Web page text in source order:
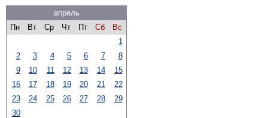
апрель
Пн
Вт Ср Чт Пт Сб
Вс
1
2
3 4 5 6 7
8
9
10 11 12 13 14
15
16
17 18 19 20 21
22
23
24 25 26 27 28
29
30